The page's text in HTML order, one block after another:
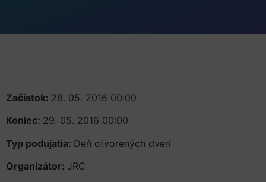
Začiatok: 28. 05. 2016 00:00
Koniec: 29. 05. 2016 00:00
Typ podujatia: Deň otvorených dverí
Organizátor: JRC